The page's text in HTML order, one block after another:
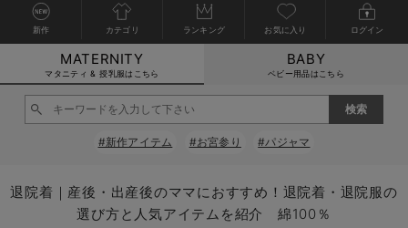
マタニティウェア全て
マタニティ ワンピース
マタニティ スカート
マタニティ 下着・インナー全て
授乳ブラ・マタニティブラ（マタニティインナー・産後用品）
妊婦帯・腹帯・産前ガードル
授乳服全て
マタニティ フォーマル全て
マタニティ スーツ
マタニティ ドレス（結婚式・お呼ばれ）
授乳用品全て
妊婦用 抱き枕・授乳クッション
マタニティレッグウェア全て
マタニティストッキング・タイツ
マタニティ ボディケア全て
アウトレット全て
【アウトレット】ワンピース
【アウトレット】ボトムス
特集全て
見えてもカワイイ
再入荷全て
再入荷｜インナー
戻る
送料無料アイテム全て
ワンピース
パンツ
戻る
ブラキャミ おまとめ
戻る
【37周年祭セール】
【37周年祭セール】
戻る
気温差別オススメア
【15℃】3月下旬～
戻る
動きやすく着回しで
戻る
強撚スムース(コスパ
戻る
マタニティウェア
【おまとめ割】パジ
戻る
こだわりの履き心地
カジュアル
レギンス
戻る
ジャケット派
きれいめスカート派
戻る
出産準備応援割全て
マタニティパジャマ
ベビー
戻る
【オフィスカジュア
戻る
レギンスタイプ
戻る
【フォーマル】ワン
【フォーマル】トッ
戻る
【ベビー】長袖
【ベビー】グッズ
戻る
ハンカチ
コンビ肌着
戻る
快適ウェア10%OFF
戻る
春のマタニティワン
セットアップ・ レイ
Iライン ・タイトシル
戻る
Gift Selection 出産
〜3,000円（税込）
〜10,000円（税込）
戻る
冬の冷え対策インナ
薄くてあったか
腹巻・ひざ上パンツ
戻る
入院準備の持ち物チ
入院してすぐ使うグ
産後に使うグッズ
戻る
冬のあったか特集全て
【冬のあったか特集
【冬のあったか特集
新作 カテゴリ ランキング お気に入り ログイン
MATERNITY
マタニティ & 授乳服はこちら
BABY
ベビー用品はこちら
#新作アイテム #お宮参り #パジャマ
退院着｜産後・出産後のママにおすすめ！退院着・退院服の
選び方と人気アイテムを紹介 綿100％
カートに入れる
閉じる